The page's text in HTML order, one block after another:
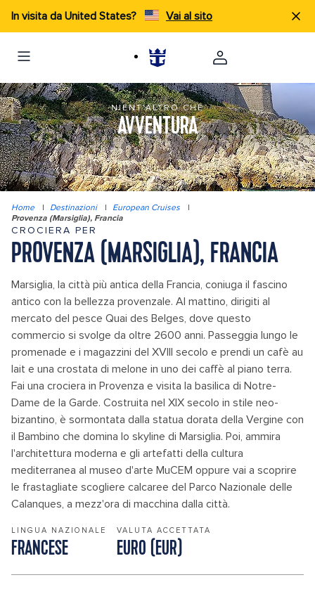
In visita da United States? Vai al sito
NIENT'ALTRO CHE
AVVENTURA
Home | Destinazioni | European Cruises
|
Provenza (Marsiglia), Francia
CROCIERA PER
PROVENZA (MARSIGLIA), FRANCIA
Marsiglia, la città più antica della Francia, coniuga il fascino
antico con la bellezza provenzale. Al mattino, dirigiti al
mercato del pesce Quai des Belges, dove questo
commercio si svolge da oltre 2600 anni. Passeggia lungo le
promenade e i magazzini del XVIII secolo e prendi un cafè au
lait e una crostata di melone in uno dei caffè al piano terra.
Fai una crociera in Provenza e visita la basilica di Notre-
Dame de la Garde. Costruita nel XIX secolo in stile neo-
bizantino, è sormontata dalla statua dorata della Vergine con
il Bambino che domina lo skyline di Marsiglia. Poi, ammira
l'architettura moderna e gli artefatti della cultura
mediterranea al museo d'arte MuCEM oppure vai a scoprire
le frastagliate scogliere calcaree del Parco Nazionale delle
Calanques, a mezz'ora di macchina dalla città.
LINGUA NAZIONALE
FRANCESE
VALUTA ACCETTATA
EURO (EUR)